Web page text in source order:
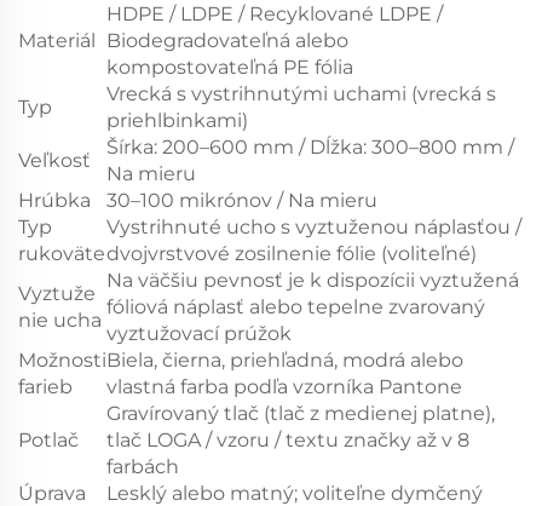
Materiál
HDPE / LDPE / Recyklované LDPE /
Biodegradovateľná alebo
kompostovateľná PE fólia
Typ
Vrecká s vystrihnutými uchami (vrecká s
priehlbinkami)
Veľkosť
Šírka: 200–600 mm / Dĺžka: 300–800 mm /
Na mieru
Hrúbka
30–100 mikrónov / Na mieru
Typ
rukoväte
Vystrihnuté ucho s vyztuženou náplasťou /
dvojvrstvové zosilnenie fólie (voliteľné)
Vyztuže
nie ucha
Na väčšiu pevnosť je k dispozícii vyztužená
fóliová náplasť alebo tepelne zvarovaný
vyztužovací prúžok
Možnosti
farieb
Biela, čierna, priehľadná, modrá alebo
vlastná farba podľa vzorníka Pantone
Potlač
Gravírovaný tlač (tlač z medienej platne),
tlač LOGA / vzoru / textu značky až v 8
farbách
Úprava
Lesklý alebo matný; voliteľne dymčený